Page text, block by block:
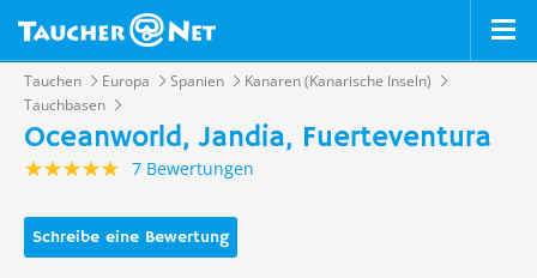
Tauchen Europa Spanien
Kanaren (Kanarische Inseln)
Tauchbasen
Oceanworld, Jandia, Fuerteventura
7 Bewertungen
Schreibe eine Bewertung